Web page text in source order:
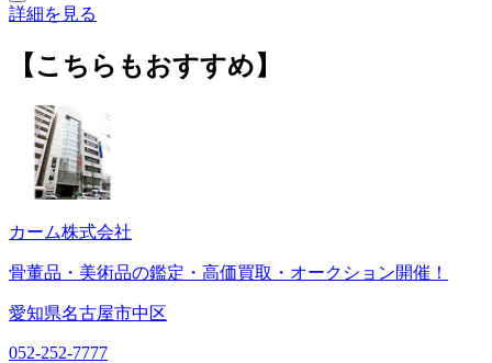
詳細を見る
【こちらもおすすめ】
カーム株式会社
骨董品・美術品の鑑定・高価買取・オークション開催！
愛知県名古屋市中区
052-252-7777